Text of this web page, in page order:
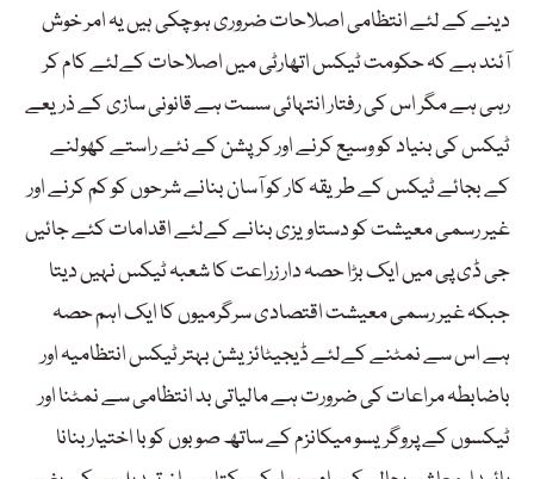
دینے کے لئے انتظامی اصلاحات ضروری ہوچکی ہیں یہ امر خوش
آئند ہے کہ حکومت ٹیکس اتھارٹی میں اصلاحات کےلئے کام کر
رہی ہے مگر اس کی رفتار انتہائی سست ہے قانونی سازی کے ذریعے
ٹیکس کی بنیاد کو وسیع کرنے اور کرپشن کے نئے راستے کھولنے
کے بجائے ٹیکس کے طریقہ کار کو آسان بنانے شرحوں کو کم کرنے اور
غیر رسمی معیشت کو دستاویزی بنانے کےلئے اقدامات کئے جائیں
جی ڈی پی میں ایک بڑا حصہ دار زراعت کا شعبہ ٹیکس نہیں دیتا
جبکہ غیر رسمی معیشت اقتصادی سرگرمیوں کا ایک اہم حصہ
ہے اس سے نمٹنے کےلئے ڈیجیٹائزیشن بہتر ٹیکس انتظامیہ اور
باضابطہ مراعات کی ضرورت ہے مالیاتی بد انتظامی سے نمٹنا اور
ٹیکسوں کے پروگریسو میکانزم کے ساتھ صوبوں کو با اختیار بنانا